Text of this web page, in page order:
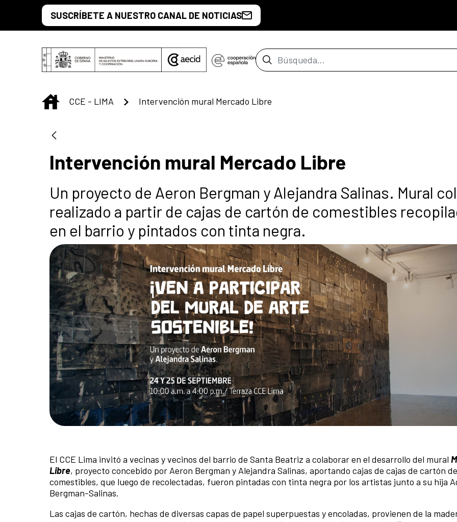
Saltar al contenido principal
SUSCRÍBETE A NUESTRO CANAL DE NOTICIAS
Barra de búsqueda
INICIO
CCE - LIMA Intervención mural Mercado Libre
Intervención mural Mercado Libre
Un proyecto de Aeron Bergman y Alejandra Salinas. Mural
realizado a partir de cajas de cartón de comestibles
en el barrio y pintados con tinta negra.
El CCE Lima invitó a vecinas y vecinos del barrio de Santa Beatriz a colaborar en el desarrollo del mural
Libre, proyecto concebido por Aeron Bergman y Alejandra Salinas, aportando cajas de cajas de cartón
comestibles, que luego de recolectadas, fueron pintadas con tinta negra por los artistas junto a su hija
Bergman-Salinas.
Las cajas de cartón, hechas de diversas capas de papel superpuestas y encoladas, provienen de la